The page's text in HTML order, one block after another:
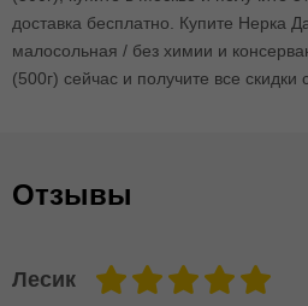
доставка бесплатно. Купите Нерка
малосольная / без химии и
(500г) сейчас и получите все скидки
Отзывы
Лесик